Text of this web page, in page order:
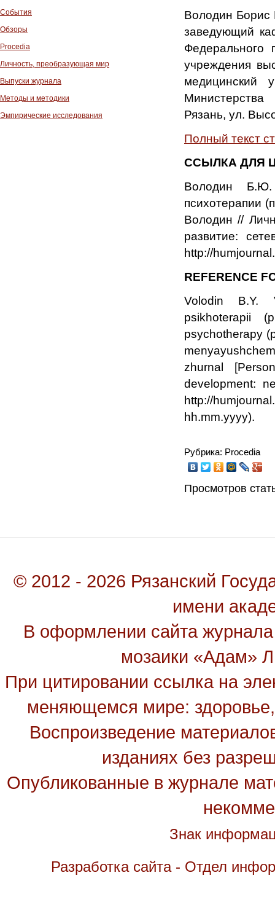
События
Обзоры
Procedia
Личность, преобразующая мир
Выпуски журнала
Методы и методики
Эмпирические исследования
Володин Борис
заведующий
Федерального
учреждения
медицинский
Рязань, ул.
Полный текст
ССЫЛКА ДЛЯ
Володин Б.Ю.
психотерапии
Володин //
развитие:
http://
REFERENCE
Volodin B.Y.
psikhoterapii
psychotherapy
zhurnal
development:
http://
hh.mm.yyyy).
Рубрика: Procedia
Просмотров
© 2012 - 2026 Рязанский
имени
В оформлении сайта
мозаики «Адам»
При цитировании ссылка на
меняющемся мире: здоровье,
Воспроизведение
изданиях без
Опубликованные в журнале
Знак
Разработка сайта - Отдел